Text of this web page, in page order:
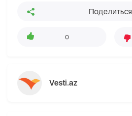
Поделиться
0
Vesti.az